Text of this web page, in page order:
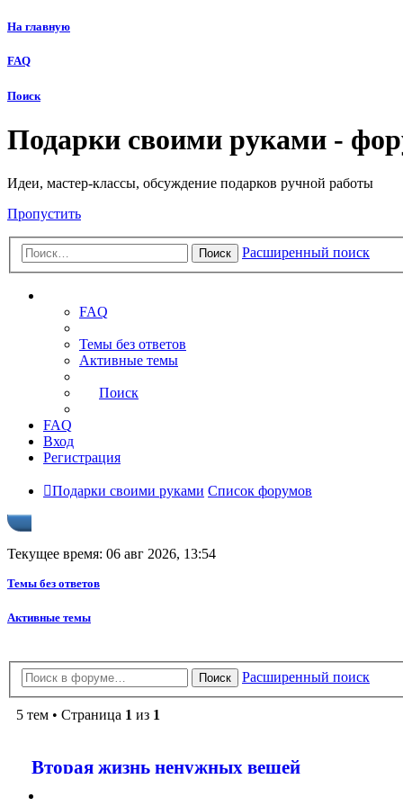
На главную
FAQ
Поиск
Подарки своими руками -
Идеи, мастер-классы, обсуждение подарков ручной работы
Пропустить
Поиск Расширенный поиск
FAQ
Темы без ответов
Активные темы
Поиск
FAQ
Вход
Регистрация
Подарки своими руками Список форумов
Текущее время: 06 авг 2026, 13:54
Темы без ответов
Активные темы
Поиск Расширенный поиск
5 тем • Страница 1 из 1
Вторая жизнь ненужных вещей